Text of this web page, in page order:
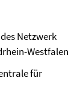
Netzwerk
Westfalen
für